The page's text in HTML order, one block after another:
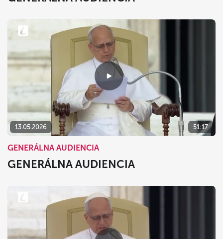
13.05.2026 51:17
GENERÁLNA AUDIENCIA
GENERÁLNA AUDIENCIA